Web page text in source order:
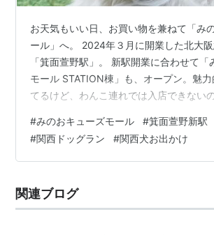
お天気もいい日、お買い物を兼ねて「み
ール」へ。 2024年３月に開業した北大
「箕面萱野駅」。 新駅開業に合わせて「
モール STATION棟」も、オープン。魅
てるけど、わんこ連れでは入店できない
ーション。 カルフールとして施設がオー
ら子どもを連れてよく来ていたけれど、
き、新駅も開通して、すごくにぎわった
お散歩にいい施設だなと、再認識しまし
内にウンチボックスが３箇所。…
#みのおキューズモール #箕面萱野新駅
#関西ドッグラン #関西犬お出かけ
関連ブログ